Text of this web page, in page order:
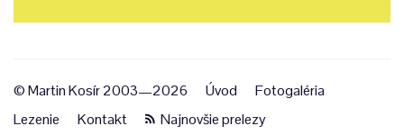
Štýl
© Martin Kosír 2003—2026 Úvod
Fotogaléria
Lezenie
Kontakt Najnovšie prelezy